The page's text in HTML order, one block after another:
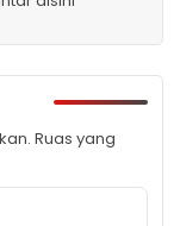
Ruas yang